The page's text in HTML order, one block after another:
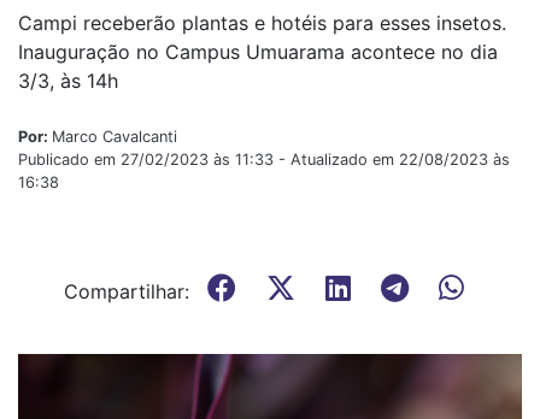
Campi receberão plantas e hotéis para esses insetos.
Inauguração no Campus Umuarama acontece no dia
3/3, às 14h
Por: Marco Cavalcanti
Publicado em 27/02/2023 às 11:33 - Atualizado em 22/08/2023 às
16:38
Compartilhar: